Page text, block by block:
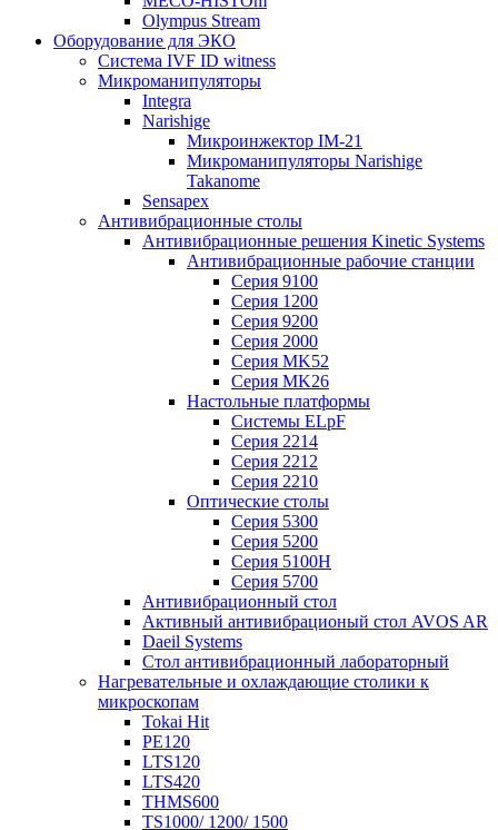
Olympus Stream
Оборудование для ЭКО
Система IVF ID witness
Микроманипуляторы
Integra
Narishige
Микроинжектор IM-21
Микроманипуляторы Narishige
Takanome
Sensapex
Антивибрационные столы
Антивибрационные решения Kinetic Systems
Антивибрационные рабочие станции
Серия 9100
Серия 1200
Серия 9200
Серия 2000
Серия MK52
Серия MK26
Настольные платформы
Системы ELpF
Серия 2214
Серия 2212
Серия 2210
Оптические столы
Серия 5300
Серия 5200
Серия 5100H
Серия 5700
Антивибрационный стол
Активный антивибрационый стол AVOS AR
Daeil Systems
Стол антивибрационный лабораторный
Нагревательные и охлаждающие столики к
микроскопам
Tokai Hit
PE120
LTS120
LTS420
THMS600
TS1000/ 1200/ 1500